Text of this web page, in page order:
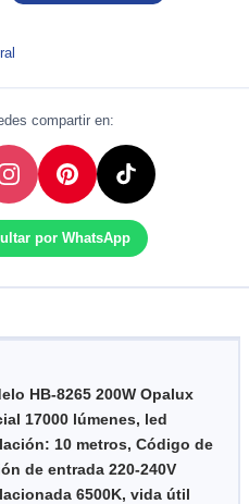
compartir en:
por WhatsApp
HB-8265 200W Opalux
17000 lúmenes, led
10 metros, Código de
de entrada 220-240V
6500K, vida útil